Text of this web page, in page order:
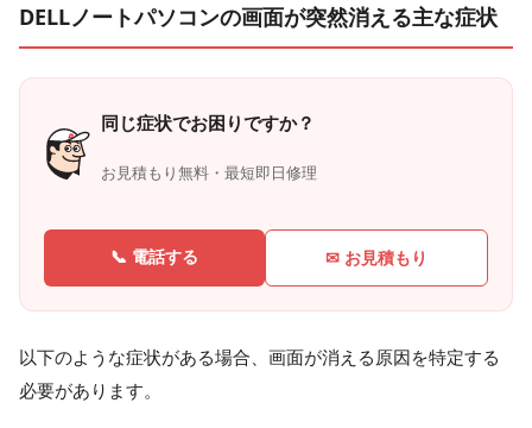
DELLノートパソコンの画面が突然消える主な症状
同じ症状でお困りですか？
お見積もり無料・最短即日修理
📞 電話する ✉ お見積もり
以下のような症状がある場合、画面が消える原因を特定する
必要があります。